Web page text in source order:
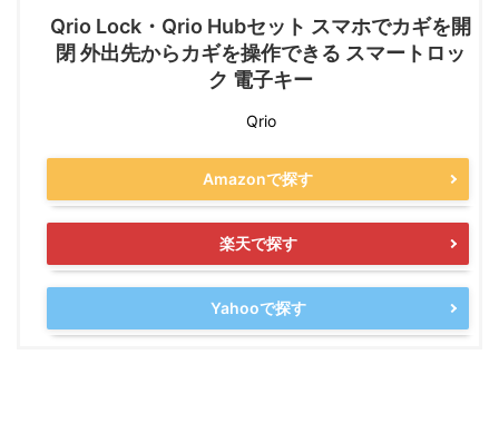
Qrio Lock・Qrio Hubセット スマホでカギを開
閉 外出先からカギを操作できる スマートロッ
ク 電子キー
Qrio
Amazonで探す
楽天で探す
Yahooで探す